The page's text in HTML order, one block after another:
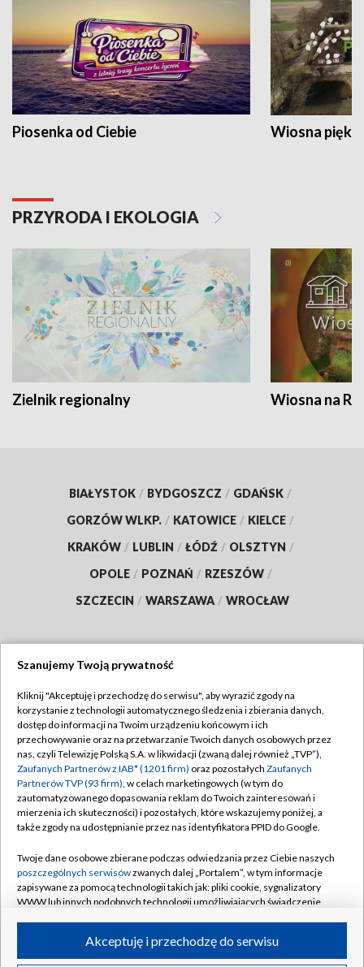
Piosenka od Ciebie Wiosna
PRZYRODA I EKOLOGIA
Zielnik regionalny Wiosna na
BIAŁYSTOK / BYDGOSZCZ / GDAŃSK /
GORZÓW WLKP. / KATOWICE / KIELCE /
KRAKÓW / LUBLIN / ŁÓDŹ / OLSZTYN /
OPOLE / POZNAŃ / RZESZÓW /
SZCZECIN / WARSZAWA / WROCŁAW
TVP
Abonament TVP
Emisja w TVP
Centrum informacji TVP
Naziemna Telewizja Cyfrowa
Rada Programowa
System NOS
Informacje o nadawcy
Program dla prasy
Regulamin TVP
Polityka prywatności
Moje zgody
Pomoc
Kontakt
Kanały
Szanujemy Twoją prywatność
Kliknij "Akceptuję i przechodzę do serwisu", aby wyrazić zgody na
korzystanie z technologii automatycznego śledzenia i zbierania danych,
dostęp do informacji na Twoim urządzeniu końcowym i ich
przechowywanie oraz na przetwarzanie Twoich danych osobowych przez
nas, czyli Telewizję Polską S.A. w likwidacji (zwaną dalej również „TVP”),
Zaufanych Partnerów z IAB* (1201 firm) oraz pozostałych Zaufanych
Partnerów TVP (93 firm), w celach marketingowych (w tym do
zautomatyzowanego dopasowania reklam do Twoich zainteresowań i
mierzenia ich skuteczności) i pozostałych, które wskazujemy poniżej, a
także zgody na udostępnianie przez nas identyfikatora PPID do Google.
Twoje dane osobowe zbierane podczas odwiedzania przez Ciebie naszych
poszczególnych serwisówzwanych dalej „Portalem”, w tym informacje
zapisywane za pomocą technologii takich jak: pliki cookie, sygnalizatory
WWW lub innych podobnych technologii umożliwiających świadczenie
ruchu w Internecie.Akceptuję i przechodzę do serwisu